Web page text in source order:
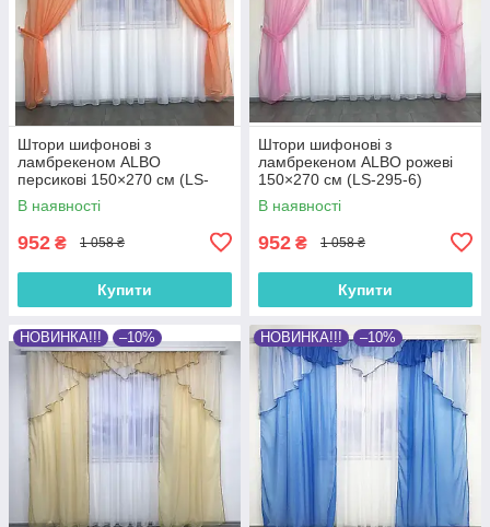
Штори шифонові з
ламбрекеном ALBO
персикові 150×270 см (LS-
295-8)
В наявності
952 ₴ 1 058 ₴
Купити
Штори шифонові з
ламбрекеном ALBO рожеві
150×270 см (LS-295-6)
В наявності
952 ₴ 1 058 ₴
Купити
НОВИНКА!!! –10% НОВИНКА!!! –10%